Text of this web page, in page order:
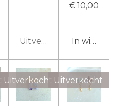
Uitverkocht
€ 10,00
In
Uitverkocht Uitverkocht